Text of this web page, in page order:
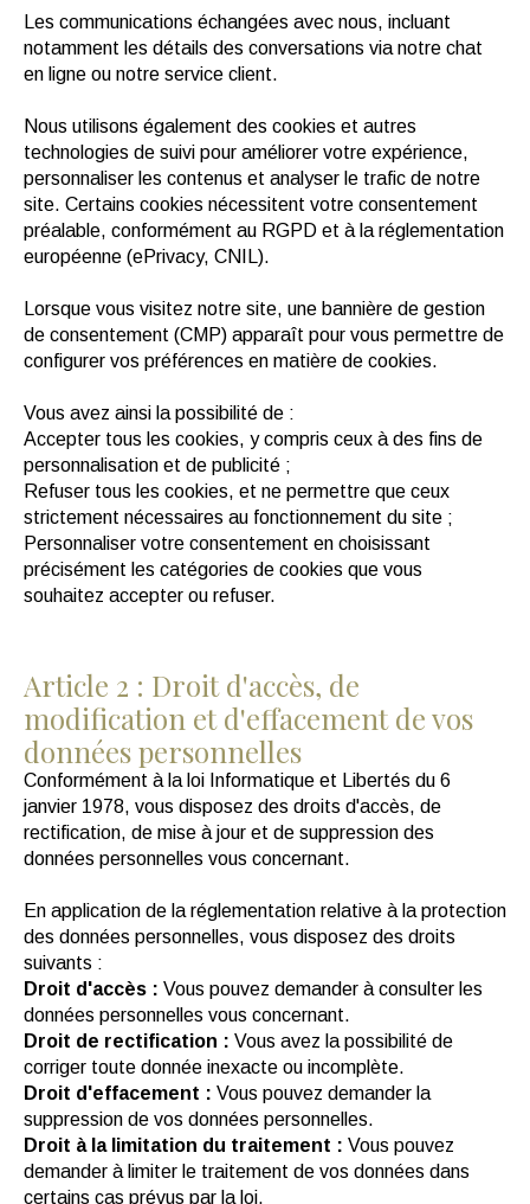
Les communications échangées avec nous, incluant
notamment les détails des conversations via notre chat
en ligne ou notre service client.
Nous utilisons également des cookies et autres
technologies de suivi pour améliorer votre expérience,
personnaliser les contenus et analyser le trafic de notre
site. Certains cookies nécessitent votre consentement
préalable, conformément au RGPD et à la réglementation
européenne (ePrivacy, CNIL).
Lorsque vous visitez notre site, une bannière de gestion
de consentement (CMP) apparaît pour vous permettre de
configurer vos préférences en matière de cookies.
Vous avez ainsi la possibilité de :
Accepter tous les cookies, y compris ceux à des fins de
personnalisation et de publicité ;
Refuser tous les cookies, et ne permettre que ceux
strictement nécessaires au fonctionnement du site ;
Personnaliser votre consentement en choisissant
précisément les catégories de cookies que vous
souhaitez accepter ou refuser.
Article 2 : Droit d'accès, de
modification et d'effacement de vos
données personnelles
Conformément à la loi Informatique et Libertés du 6
janvier 1978, vous disposez des droits d'accès, de
rectification, de mise à jour et de suppression des
données personnelles vous concernant.
En application de la réglementation relative à la protection
des données personnelles, vous disposez des droits
suivants :
Droit d'accès : Vous pouvez demander à consulter les
données personnelles vous concernant.
Droit de rectification : Vous avez la possibilité de
corriger toute donnée inexacte ou incomplète.
Droit d'effacement : Vous pouvez demander la
suppression de vos données personnelles.
Droit à la limitation du traitement : Vous pouvez
demander à limiter le traitement de vos données dans
certains cas prévus par la loi.